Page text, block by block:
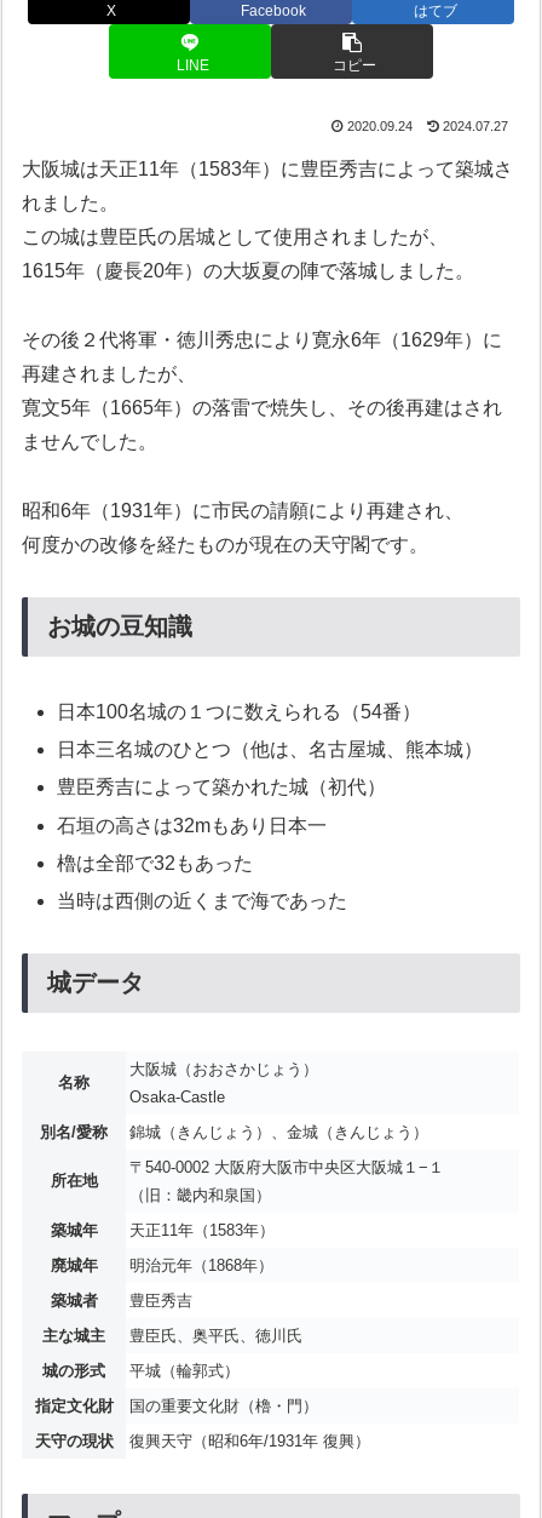
X Facebook はてブ
LINE コピー
2020.09.24 2024.07.27
大阪城は天正11年（1583年）に豊臣秀吉によって築城さ
れました。
この城は豊臣氏の居城として使用されましたが、
1615年（慶長20年）の大坂夏の陣で落城しました。
その後２代将軍・徳川秀忠により寛永6年（1629年）に
再建されましたが、
寛文5年（1665年）の落雷で焼失し、その後再建はされ
ませんでした。
昭和6年（1931年）に市民の請願により再建され、
何度かの改修を経たものが現在の天守閣です。
お城の豆知識
日本100名城の１つに数えられる（54番）
日本三名城のひとつ（他は、名古屋城、熊本城）
豊臣秀吉によって築かれた城（初代）
石垣の高さは32mもあり日本一
櫓は全部で32もあった
当時は西側の近くまで海であった
城データ
名称
大阪城（おおさかじょう）
Osaka-Castle
別名/愛称
錦城（きんじょう）、金城（きんじょう）
所在地
〒540-0002 大阪府大阪市中央区大阪城１−１
（旧：畿内和泉国）
築城年
天正11年（1583年）
廃城年
明治元年（1868年）
築城者
豊臣秀吉
主な城主
豊臣氏、奥平氏、徳川氏
城の形式
平城（輪郭式）
指定文化財
国の重要文化財（櫓・門）
天守の現状
復興天守（昭和6年/1931年 復興）